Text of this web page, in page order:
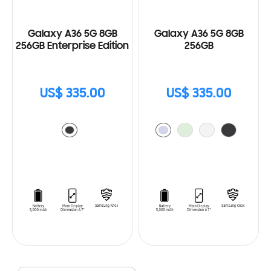
Galaxy A36 5G 8GB
256GB Enterprise Edition
US$ 335.00
Galaxy A36 5G 8GB
256GB
US$ 335.00